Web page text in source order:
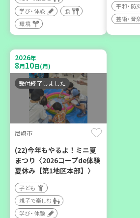
2026年
9月12日(土)
豊岡市
大人の発達障がいを学び、
親子で心を軽くしません
か？
学び・体験
学び・体験
食
環境
平和・防
芸術・音
2026年
8月10日(月)
受付終了しました
尼崎市
(22)今年もやるよ！ミニ夏
まつり〈2026コープde体験
夏休み【第1地区本部】〉
子ども
親子で楽しむ
学び・体験